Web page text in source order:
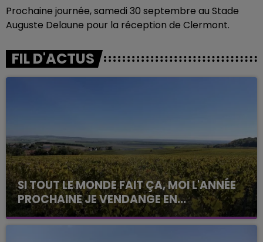
Prochaine journée, samedi 30 septembre au Stade
Auguste Delaune pour la réception de Clermont.
FIL D'ACTUS
SI TOUT LE MONDE FAIT ÇA, MOI L'ANNÉE
PROCHAINE JE VENDANGE EN...
La vendange en Champagne a débuté ce jeudi 6
août dans la commune de Montgueux (Aube). Du